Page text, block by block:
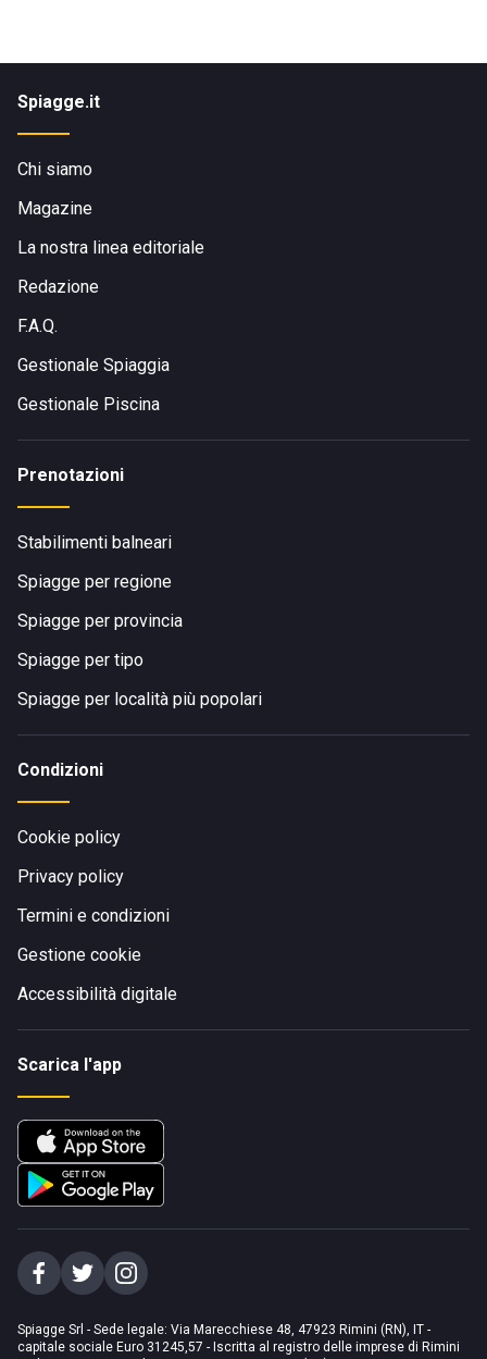
Spiagge.it
Chi siamo
Magazine
La nostra linea editoriale
Redazione
F.A.Q.
Gestionale Spiaggia
Gestionale Piscina
Prenotazioni
Stabilimenti balneari
Spiagge per regione
Spiagge per provincia
Spiagge per tipo
Spiagge per località più popolari
Condizioni
Cookie policy
Privacy policy
Termini e condizioni
Gestione cookie
Accessibilità digitale
Scarica l'app
Spiagge Srl - Sede legale: Via Marecchiese 48, 47923 Rimini (RN), IT -
capitale sociale Euro 31245,57 - Iscritta al registro delle imprese di Rimini